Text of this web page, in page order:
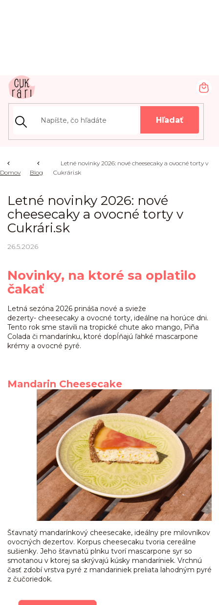
Hľadať
Domov Blog
Letné novinky 2026: nové cheesecaky a ovocné torty v
Cukrári.sk
Letné novinky 2026: nové
cheesecaky a ovocné torty v
Cukrári.sk
26.5.2026
Novinky, na ktoré sa oplatilo
čakať
Letná sezóna 2026 prináša nové a svieže
dezerty- cheesecaky a ovocné torty, ideálne na horúce dni.
Tento rok sme stavili na tropické chute ako mango, Piña
Colada či mandarínku, ktoré dopĺňajú ľahké mascarpone
krémy a ovocné pyré.
Mandarin Cheesecake
Šťavnatý mandarínkový cheesecake, ideálny pre milovníkov
ovocných dezertov. Korpus cheesecaku tvoria cereálne
sušienky. Jeho šťavnatú plnku tvorí mascarpone syr so
smotanou v ktorej sa skrývajú kúsky mandaríniek. Vrchnú
časť zdobí vrstva pyré z mandariniek preliata lahodným pyré
z čučoriedok.